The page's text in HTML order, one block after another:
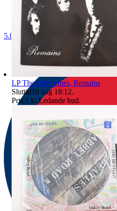
5.0
LP The Only Ones, Remains
Sluttid16 aug 18:12.
Pris:1 kr,Ledande bud.